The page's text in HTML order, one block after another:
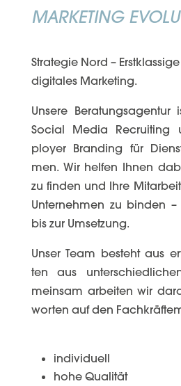
MARKETING
Stra­te­gie Nord –
di­gi­­ta­les Mar­ke­­ting.
Un­se­re Be­ra­tungs­­agen­tur
So­cial Me­dia Re­crui­­ting
ployer Bran­ding für
men. Wir hel­fen Ih­nen
zu fin­den und Ihre
Un­ter­­neh­men zu bin­den
bis zur Um­­set­zung.
Un­ser Team be­steht aus
ten aus
mein­­sam ar­bei­ten wir
wor­ten auf den
individuell
hohe Qualität